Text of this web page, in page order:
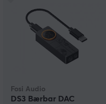
Fosi Audio
DS3 Bærbar DAC